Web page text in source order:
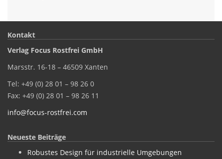
Kontakt
Verlag Focus Rostfrei GmbH
Marsstr. 16-18 – 46509 Xanten
Tel: +49 (0) 28 01 – 98 26 0
Fax: +49 (0) 28 01 – 98 26 11
info@focus-rostfrei.com
Neueste Beiträge
Robustes Design für industrielle Umgebungen